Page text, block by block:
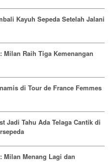
Kayuh Sepeda Setelah Jalani
Milan Raih Tiga Kemenangan
di Tour de France Femmes
Jadi Tahu Ada Telaga Cantik di
Milan Menang Lagi dan